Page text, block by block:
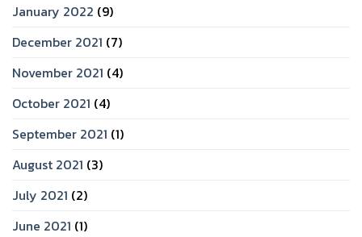
January 2022 (9)
December 2021 (7)
November 2021 (4)
October 2021 (4)
September 2021 (1)
August 2021 (3)
July 2021 (2)
June 2021 (1)